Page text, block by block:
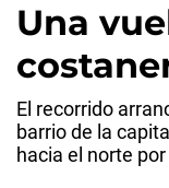
Una
El recorrido
barrio de la
hacia el norte